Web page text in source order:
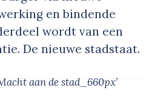
en bindende
wordt van een
De nieuwe stadstaat.
aan de stad_660px’